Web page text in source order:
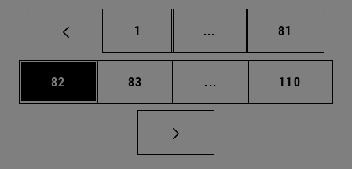
Página
1 ... Páginas intermedias
Página
81
Página
82 Página
83 ... Páginas intermedias
Página
110